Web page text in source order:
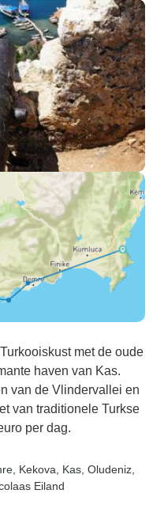
met de oude
haven van Kas.
van de Vlindervallei en
van traditionele Turkse
per dag.
, Kekova , Kas , Oludeniz
Eiland